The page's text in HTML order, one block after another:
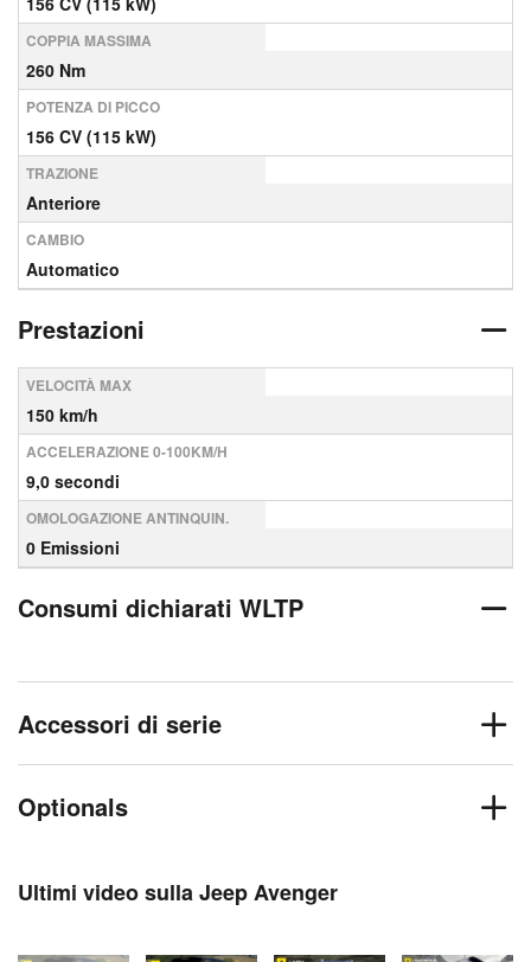
COPPIA MASSIMA
260 Nm
POTENZA DI PICCO
156 CV (115 kW)
TRAZIONE
Anteriore
CAMBIO
Automatico
Prestazioni
VELOCITÀ MAX
150 km/h
ACCELERAZIONE 0-100KM/H
9,0 secondi
OMOLOGAZIONE ANTINQUIN.
0 Emissioni
Consumi dichiarati WLTP
Accessori di serie
Optionals
Ultimi video sulla Jeep Avenger